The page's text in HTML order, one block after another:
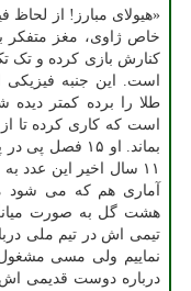
«هیولای مبارز! از
کنارش بازی کرده و تک
است. این جنبه
طلا را برده کمتر
است که کاری کرده تا
آماری هم که می شود
تیمی اش در تیم ملی
نماییم ولی مسی
درباره دوست قدیمی